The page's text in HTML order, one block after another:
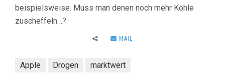
beispielsweise. Muss man denen noch mehr Kohle
zuscheffeln…?
MAIL
Apple Drogen marktwert